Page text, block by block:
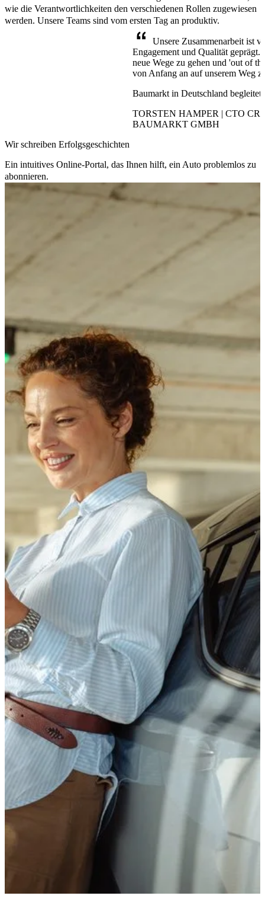
wie die Verantwortlichkeiten den verschiedenen Rollen zugewiesen
werden. Unsere Teams sind vom ersten Tag an produktiv.
Unsere Zusammenarbeit ist
Engagement und Qualität geprägt.
neue Wege zu gehen und 'out of
von Anfang an auf unserem Weg
Baumarkt in Deutschland
TORSTEN HAMPER | CTO
BAUMARKT GMBH
Wir schreiben Erfolgsgeschichten
Ein intuitives Online-Portal, das Ihnen hilft, ein Auto problemlos zu
abonnieren.